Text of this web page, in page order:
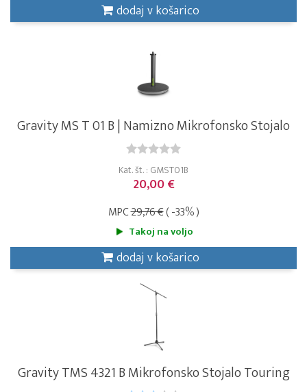
dodaj v košarico
Gravity MS T 01 B | Namizno Mikrofonsko Stojalo
Kat. št. : GMST01B
20,00 €
MPC29,76 €( -33% )
Takoj na voljo
dodaj v košarico
Gravity TMS 4321 B Mikrofonsko Stojalo Touring